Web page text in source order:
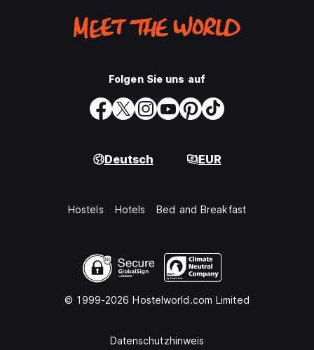
Folgen Sie uns auf
Deutsch EUR
Hostels Hotels Bed and Breakfast
© 1999-2026 Hostelworld.com Limited
Datenschutzhinweis